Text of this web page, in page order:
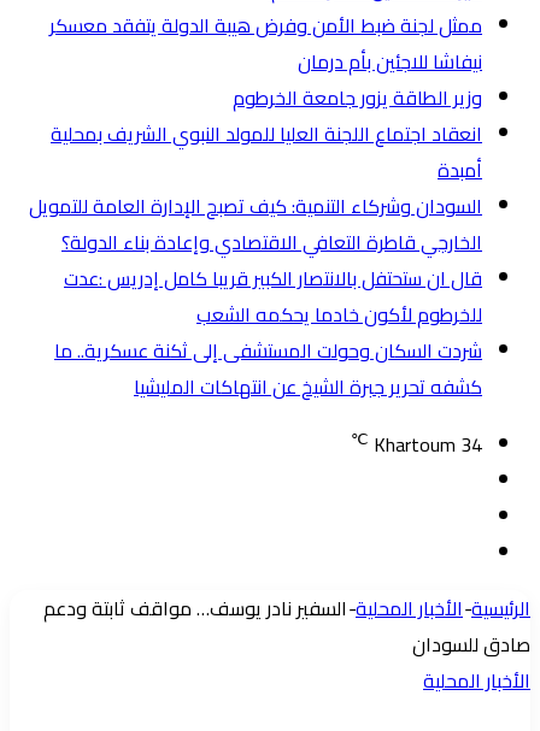
ممثل لجنة ضبط الأمن وفرض هيبة الدولة يتفقد معسكر
نيفاشا للاجئين بأم درمان
وزير الطاقة يزور جامعة الخرطوم
انعقاد اجتماع اللجنة العليا للمولد النبوي الشريف بمحلية
أمبدة
السودان وشركاء التنمية: كيف تصبح الإدارة العامة للتمويل
الخارجي قاطرة التعافي الاقتصادي وإعادة بناء الدولة؟
قال ان ستحتفل بالانتصار الكبير قريبا كامل إدريس :عدت
للخرطوم لأكون خادما يحكمه الشعب
شردت السكان وحولت المستشفى إلى ثكنة عسكرية.. ما
كشفه تحرير جبرة الشيخ عن انتهاكات المليشيا
Khartoum 34
℃
جانبيالرئيسية-الأخبار المحلية-السفير نادر يوسف… مواقف ثابتة ودعم
صادق للسودان
الأخبار المحلية